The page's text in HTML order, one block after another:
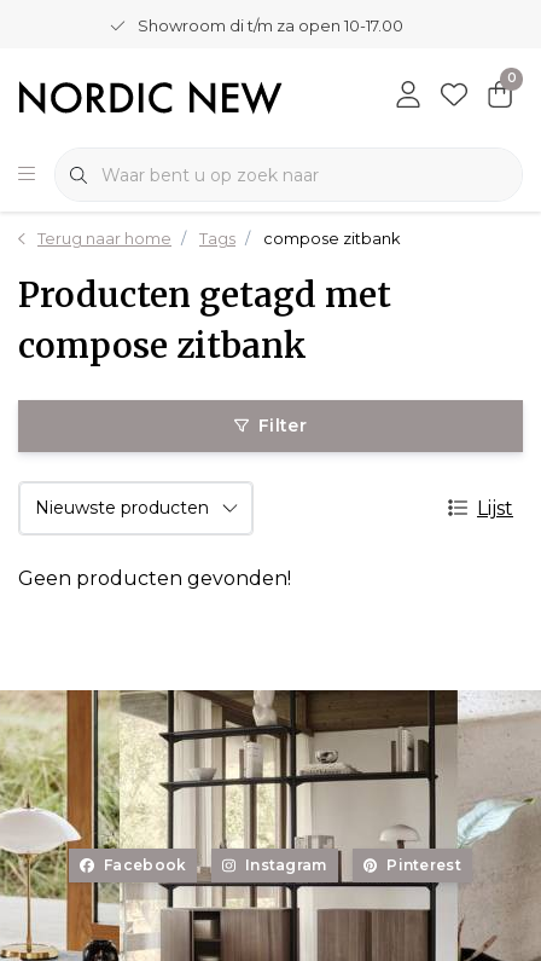
Showroom di t/m za open 10-17.00
0
Terug naar home Tags compose zitbank
Producten getagd met
compose zitbank
Filter
Lijst
Geen producten gevonden!
Facebook Instagram Pinterest